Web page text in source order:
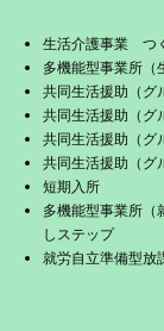
生活介護事業 つ
多機能型事業所
共同生活援助（
共同生活援助（
共同生活援助（
共同生活援助（
短期入所
多機能型事業所
しステップ
就労自立準備型